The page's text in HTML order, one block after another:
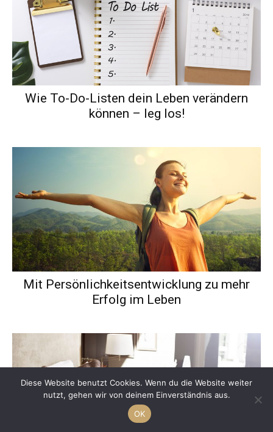
Wie To-Do-Listen dein Leben verändern
können – leg los!
Mit Persönlichkeitsentwicklung zu mehr
Erfolg im Leben
Diese Website benutzt Cookies. Wenn du die Website weiter
nutzt, gehen wir von deinem Einverständnis aus.
OK